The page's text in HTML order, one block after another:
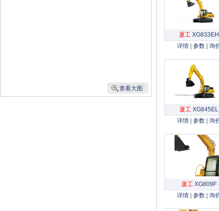
厦工XG833EH
详情| 参数| 询
厦工XG845EL
详情| 参数| 询
厦工XG809F
详情| 参数| 询
查看大图